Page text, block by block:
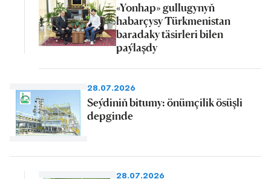
«Yonhap» gullugynyň
habarçysy Türkmenistan
baradaky täsirleri bilen
paýlaşdy
28.07.2026
Seýdiniň bitumy: önümçilik ösüşli
depginde
28.07.2026